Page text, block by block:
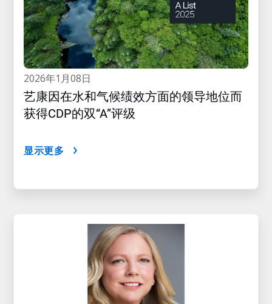
2026年1月08日
艺康因在水和气候绩效方面的领导地位而
获得CDP的双“A”评级
显示更多